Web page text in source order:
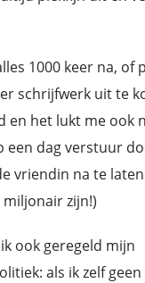
1000 keer na, of
schrijfwerk uit te
en het lukt me ook
een dag verstuur
vriendin na te
zijn!)
ook geregeld mijn
als ik zelf